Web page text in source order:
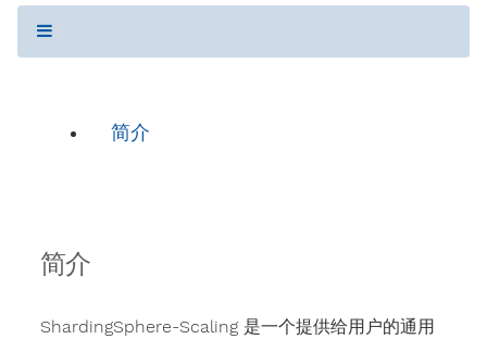
简介
简介
ShardingSphere-Scaling 是一个提供给用户的通用